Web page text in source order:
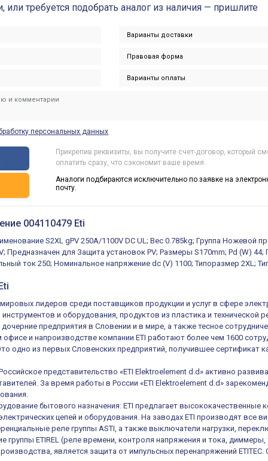
или требуется подобрать аналог из наличия — пришлите
персональных данных
Прикрепив реквизиты, вы получите счет-договор, который
оплатить сразу, что сэкономит ваше время.
Аналоги подбираются исключительно по заявке на
почту.
004110479 Eti
S2XL gPV 250A/1100V DC UL; Вес 0.785kg; Группа
Предназначен для Защита установок PV; Размеры S170mm; Pd (W)
ток 250; Номинальное напряжение dc (V) 1100; Типоразмер 2XL;
лидеров среди поставщиков продукции и услуг в сфере
инструментов и оборудования, продуктов из пластика и
предприятия в Словении и в мире, а также тесное
и напроизводстве компании ETI работают более чем 1600
одно из первых Словенских предприятий, получившее сертификат
представительство «ETI Elektroelement d.d» активно
За время работы в России «ETI Elektroelement d.d»
бытового назначения: ETI предлагает высококачественные
цепей и оборудования. На заводах ETI производят все
реле группы ASTI, а также выключатели нагрузки,
группы ETIREL (реле времени, контроля напряжения и тока,
является защита от импульсных перенапряжений